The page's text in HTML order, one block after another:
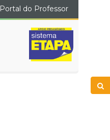
Portal do Professor